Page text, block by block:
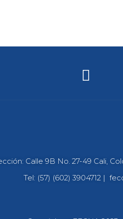
Calle 9B No. 27-49 Cali,
Tel: (57) (602) 3904712 |